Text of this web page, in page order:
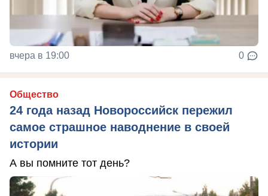
вчера в 19:00 0
Общество
24 года назад Новороссийск пережил
самое страшное наводнение в своей
истории
А вы помните тот день?